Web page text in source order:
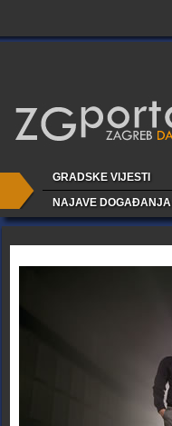
GRADSKE VIJESTI
NAJAVE DOGAĐANJA